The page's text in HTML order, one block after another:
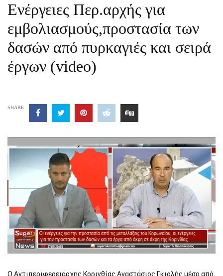
Ενέργειες Περ.αρχής για
εμβολιασμούς,προστασία των
δασών από πυρκαγιές και σειρά
έργων (video)
SHARE
Ο Αντιπεριφερειάρχης Κορινθίας Αναστάσιος Γκιολής μέσα από